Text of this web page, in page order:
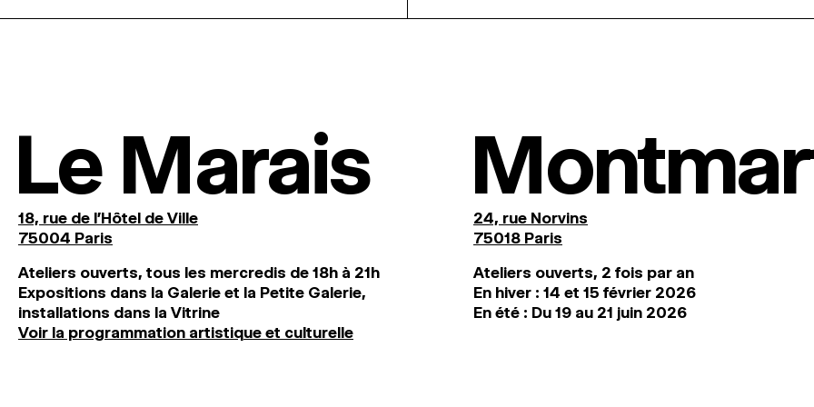
Le Marais
18, rue de l'Hôtel de Ville
75004 Paris
Ateliers ouverts, tous les mercredis de 18h à 21h
Expositions dans la Galerie et la Petite Galerie,
installations dans la Vitrine
Voir la programmation artistique et culturelle
24, rue Norvins
75018 Paris
Ateliers ouverts, 2 fois par an
En hiver : 14 et 15 février 2026
En été : Du 19 au 21 juin 2026